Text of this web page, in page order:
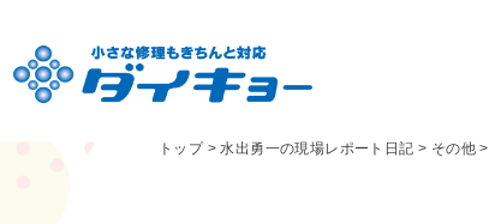
トップ>水出勇一の現場レポート日記 > その他 >